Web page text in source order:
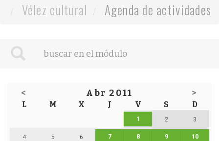
Vélez cultural
Agenda de actividades
< Abr 2011 >
L M X J V S D
1 2 3
4 5 6 7 8 9 10